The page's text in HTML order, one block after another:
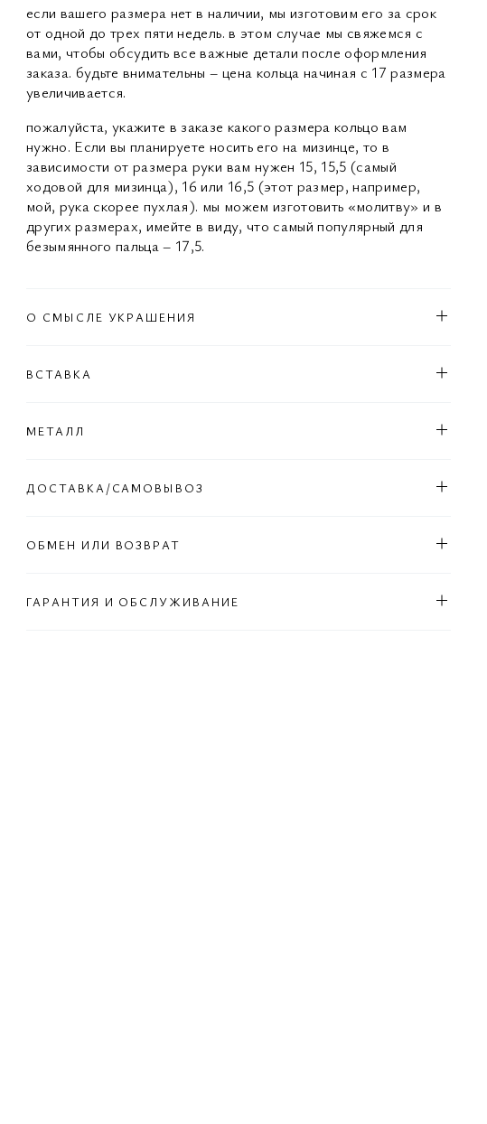
если вашего размера нет в наличии, мы изготовим его за срок
от одной до трех пяти недель. в этом случае мы свяжемся с
вами, чтобы обсудить все важные детали после оформления
заказа. будьте внимательны – цена кольца начиная с 17 размера
увеличивается.
пожалуйста, укажите в заказе какого размера кольцо вам
нужно. Если вы планируете носить его на мизинце, то в
зависимости от размера руки вам нужен 15, 15,5 (самый
ходовой для мизинца), 16 или 16,5 (этот размер, например,
мой, рука скорее пухлая). мы можем изготовить «молитву» и в
других размерах, имейте в виду, что самый популярный для
безымянного пальца – 17,5.
О СМЫСЛЕ УКРАШЕНИЯ
ВСТАВКА
МЕТАЛЛ
ДОСТАВКА/САМОВЫВОЗ
ОБМЕН ИЛИ ВОЗВРАТ
ГАРАНТИЯ И ОБСЛУЖИВАНИЕ